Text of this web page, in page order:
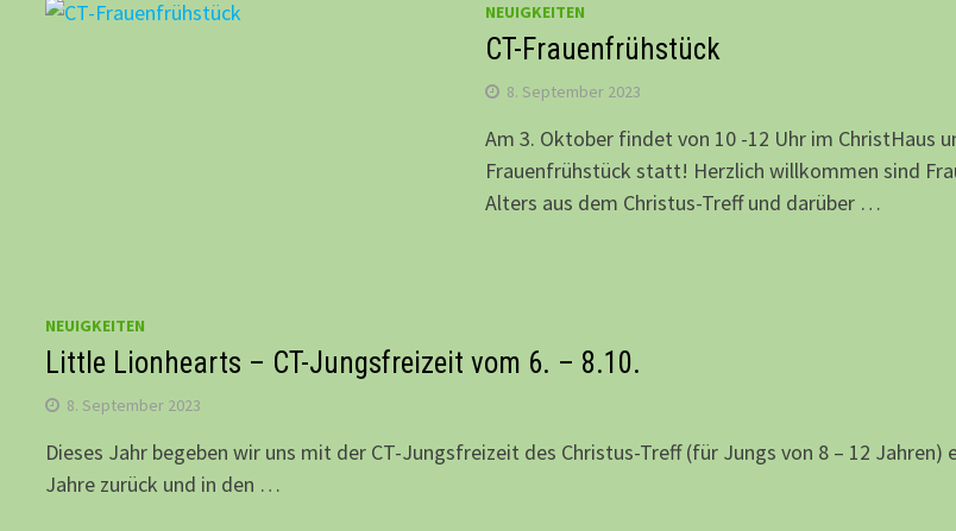
NEUIGKEITEN
CT-Frauenfrühstück
8. September 2023
Am 3. Oktober findet von 10 -12 Uhr im ChristHaus
Frauenfrühstück statt! Herzlich willkommen sind
Alters aus dem Christus-Treff und darüber …
NEUIGKEITEN
Little Lionhearts – CT-Jungsfreizeit vom 6. – 8.10.
8. September 2023
Dieses Jahr begeben wir uns mit der CT-Jungsfreizeit des Christus-Treff (für Jungs von 8 – 12 Jahren)
Jahre zurück und in den …